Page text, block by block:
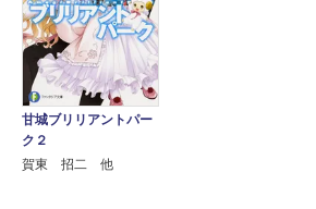
甘城ブリリアントパー
ク２
賀東 招二 他